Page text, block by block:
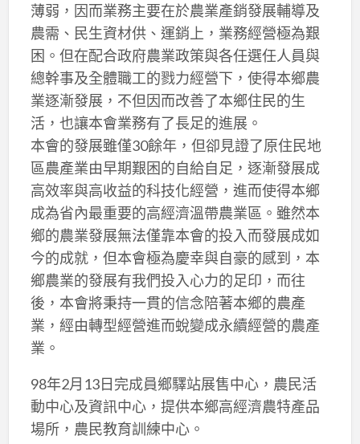
薄弱，因而業務主要在於農業產銷發展輔導及
農需、民生資材供、運銷上，業務經營極為艱
困。但在配合政府農業政策與各任選任人員與
總幹事及全體職工的戮力經營下，使得本鄉農
業逐漸發展，不但因而改善了本鄉住民的生
活，也讓本會業務有了長足的進展。
本會的發展雖僅30餘年，但卻見證了原住民地
區農產業由早期艱困的自給自足，逐漸發展成
高效率與高收益的科技化經營，進而使得本鄉
成為省內最重要的高經濟溫帶農業區。雖然本
鄉的農業發展無法僅靠本會的投入而發展成如
今的成就，但本會極為慶幸與自豪的感到，本
鄉農業的發展有我們投入心力的足印，而往
後，本會將秉持一貫的信念陪著本鄉的農產
業，經由轉型經營進而蛻變成永續經營的農產
業。
98年2月13日完成員鄉驛站展售中心，農民活
動中心及資訊中心，提供本鄉高經濟農特產品
場所，農民教育訓練中心。